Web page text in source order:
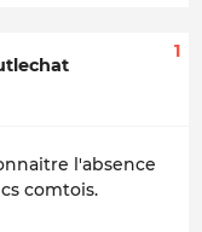
1
l'absence
comtois.